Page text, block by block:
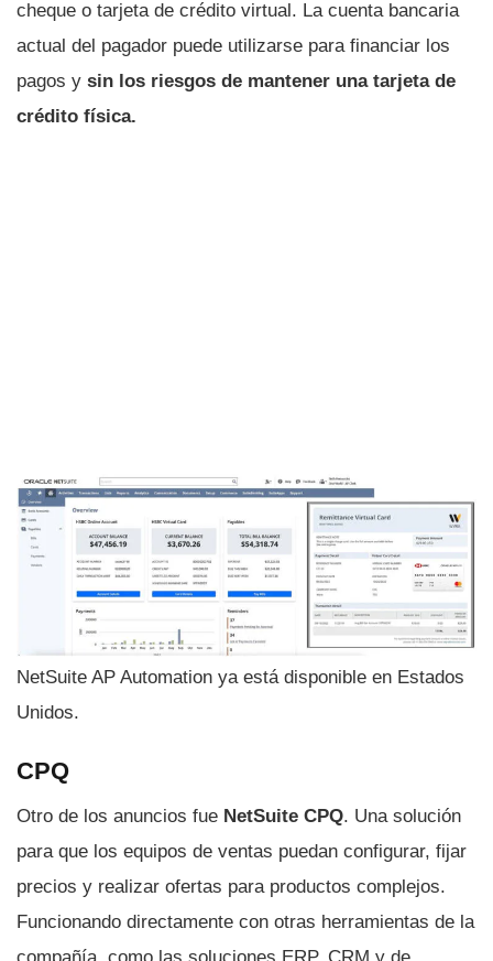
cheque o tarjeta de crédito virtual. La cuenta bancaria
actual del pagador puede utilizarse para financiar los
pagos y sin los riesgos de mantener una tarjeta de
crédito física.
NetSuite AP Automation ya está disponible en Estados
Unidos.
CPQ
Otro de los anuncios fue NetSuite CPQ. Una solución
para que los equipos de ventas puedan configurar, fijar
precios y realizar ofertas para productos complejos.
Funcionando directamente con otras herramientas de la